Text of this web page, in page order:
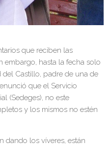
que reciben las
embargo, hasta la fecha solo
del Castillo, padre de una de
que el Servicio
(Sedeges), no este
y los mismos no estén
dando los víveres, están